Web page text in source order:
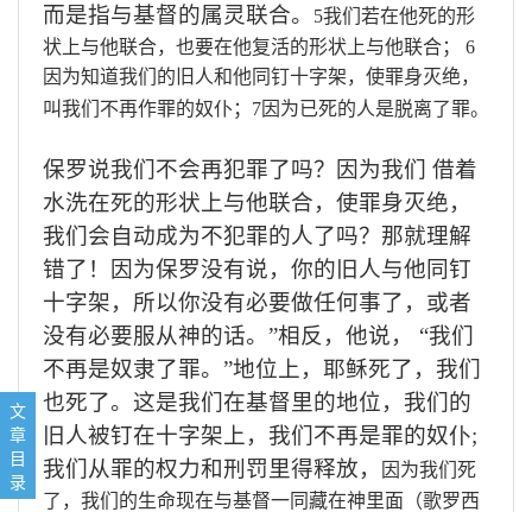
文
章
目
录
1 恩典是罪的许可证吗？
2 地位上我们向罪死
3 操练向罪死
而是指与基督的属灵联合。
5我们若在他死的形
状上与他联合，也要在他复活的形状上与他联合； 6
因为知道我们的旧人和他同钉十字架，使罪身灭绝，
叫我们不再作罪的奴仆； 7因为已死的人是脱离了罪。
保罗说我们不会再犯罪了吗？因为我们 借着
水洗在死的形状上与他联合，使罪身灭绝，
我们会自动成为不犯罪的人了吗？那就理解
错了！因为保罗没有说，你的旧人与他同钉
十字架，所以你没有必要做任何事了，或者
没有必要服从神的话。 ”相反，他说， “我们
不再是奴隶了罪。”地位上，耶稣死了，我们
也死了。这是我们在基督里的地位，我们的
旧人被钉在十字架上，我们不再是罪的奴仆;
我们从罪的权力和刑罚里得释放，
因 为我们死
了，我们的生命现在与基督一同藏在神里面（歌罗西